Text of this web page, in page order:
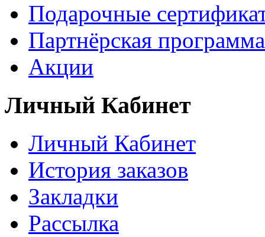
Подарочные
Партнёрская программа
Акции
Личный Кабинет
Личный Кабинет
История заказов
Закладки
Рассылка